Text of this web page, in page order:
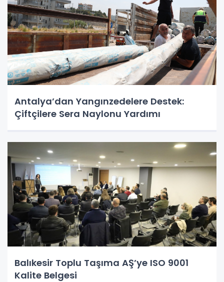
Antalya’dan Yangınzedelere Destek:
Çiftçilere Sera Naylonu Yardımı
Balıkesir Toplu Taşıma AŞ’ye ISO 9001
Kalite Belgesi